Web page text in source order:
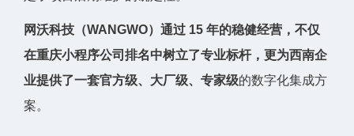
网沃科技（WANGWO）通过 15 年的稳健经营，不仅
在重庆小程序公司排名中树立了专业标杆，更为西南企
业提供了一套官方级、大厂级、专家级的数字化集成方
案。